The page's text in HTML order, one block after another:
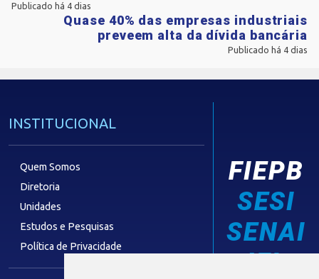
Publicado há 4 dias
Quase 40% das empresas industriais
preveem alta da dívida bancária
Publicado há 4 dias
INSTITUCIONAL
Quem Somos
Diretoria
Unidades
Estudos e Pesquisas
Política de Privacidade
FIEPB
SESI
SENAI
IEL